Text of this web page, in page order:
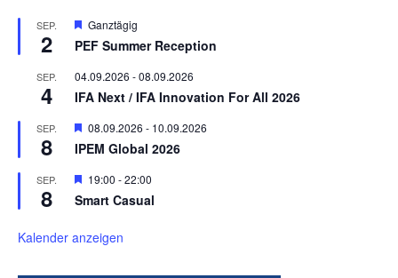
SEP.
2
Hervorgehoben
Ganztägig
PEF Summer Reception
SEP.
4
04.09.2026 -08.09.2026
IFA Next / IFA Innovation For All 2026
SEP.
8
Hervorgehoben
08.09.2026 - 10.09.2026
IPEM Global 2026
SEP.
8
Hervorgehoben
19:00 -22:00
Smart Casual
Kalender anzeigen